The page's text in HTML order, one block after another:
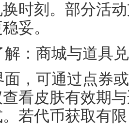
时刻。部分活
妥。
解：商城与道具
面，可通过点券
查看皮肤有效期
若代币获取有